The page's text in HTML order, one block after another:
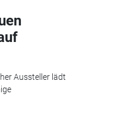
Aussteller lädt